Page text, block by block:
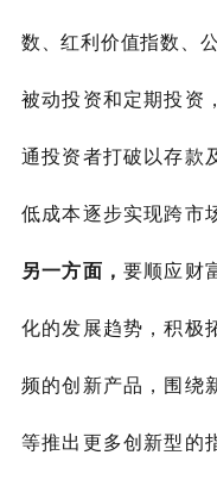
数、红利价值指数、
被动投资和定期投资
通投资者打破以存款
低成本逐步实现跨市
另一方面， 要顺应财
化的发展趋势，积极
频的创新产品，围绕
等推出更多创新型的